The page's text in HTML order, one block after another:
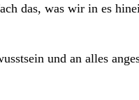
das, was wir in es
und an alles